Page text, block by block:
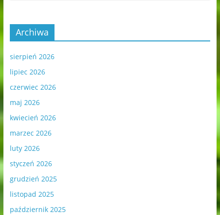
Archiwa
sierpień 2026
lipiec 2026
czerwiec 2026
maj 2026
kwiecień 2026
marzec 2026
luty 2026
styczeń 2026
grudzień 2025
listopad 2025
październik 2025